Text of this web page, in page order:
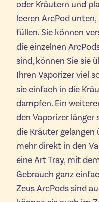
oder Kräutern und
leeren ArcPod
füllen. Sie können
die einzelnen
sind, können Sie sie
Ihren Vaporizer viel
sie einfach in die
dampfen. Ein
den Vaporizer länger
die Kräuter
mehr direkt in den
eine Art Tray, mit
Gebrauch ganz
Zeus ArcPods sind